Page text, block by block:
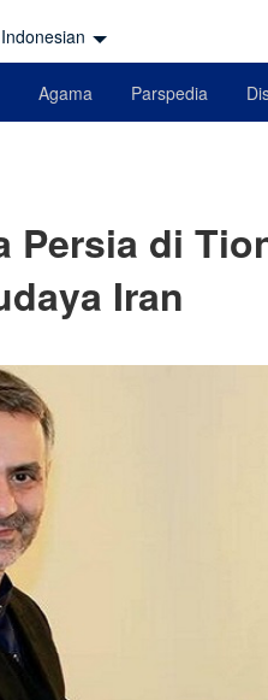
Indonesian
Agama Parspedia
Persia di
Iran